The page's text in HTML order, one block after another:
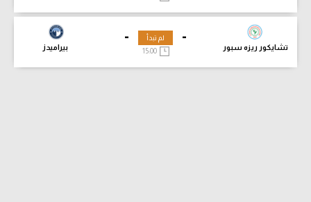
-
تشايكور ريزه سبور
-
بيراميدز
لم تبدأ
15:00